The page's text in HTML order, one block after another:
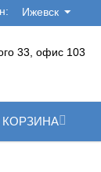
Ижевск
33, офис 103
КОРЗИНА